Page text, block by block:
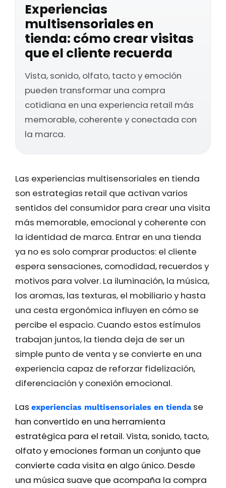
Experiencias
multisensoriales en
tienda: cómo crear visitas
que el cliente recuerda
Vista, sonido, olfato, tacto y emoción
pueden transformar una compra
cotidiana en una experiencia retail más
memorable, coherente y conectada con
la marca.
Las experiencias multisensoriales en tienda
son estrategias retail que activan varios
sentidos del consumidor para crear una visita
más memorable, emocional y coherente con
la identidad de marca. Entrar en una tienda
ya no es solo comprar productos: el cliente
espera sensaciones, comodidad, recuerdos y
motivos para volver. La iluminación, la música,
los aromas, las texturas, el mobiliario y hasta
una cesta ergonómica influyen en cómo se
percibe el espacio. Cuando estos estímulos
trabajan juntos, la tienda deja de ser un
simple punto de venta y se convierte en una
experiencia capaz de reforzar fidelización,
diferenciación y conexión emocional.
Las experiencias multisensoriales en tienda se
han convertido en una herramienta
estratégica para el retail. Vista, sonido, tacto,
olfato y emociones forman un conjunto que
convierte cada visita en algo único. Desde
una música suave que acompaña la compra